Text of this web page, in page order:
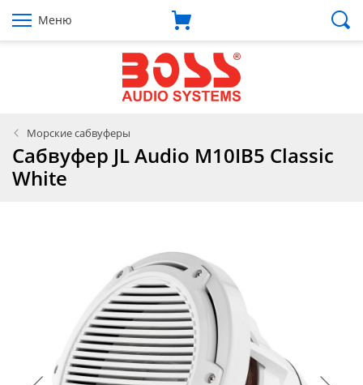
Меню
Морские сабвуферы
Сабвуфер JL Audio M10IB5 Classic
White